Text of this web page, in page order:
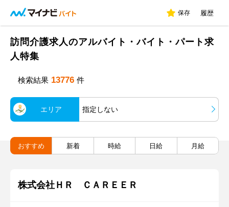
保存 履歴
訪問介護求人のアルバイト・バイト・パート求
人特集
検索結果 13776 件
エリア 指定しない
おすすめ 新着 時給 日給 月給
株式会社ＨＲ ＣＡＲＥＥＲ